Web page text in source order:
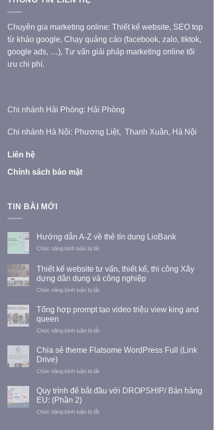
Chuyên gia marketing online: Thiết kế website, SEO top
từ kháo google, Chạy quảng cáo (facebook, zalo, tiktok,
google ads, …), Tư vấn giái pháp marketing online tối
ưu chi phí.
Chi nhánh Hải Phòng: Hải Phòng
Chi nhánh Hà Nội: Phương Liệt, Thanh Xuân, Hà Nội
Liên hệ
Chính sách bảo mật
TIN BÀI MỚI
Hướng dẫn A-Z về thẻ tín dụng LioBank
Chức năng bình luận bị tắtở
A-
Z
về
tín
dụng
Thiết kế website tư vấn, thiết kế, thi công Xây
dựng dân dụng và công nghiệp
Chức năng bình luận bị tắtở
kế
website
vấn,
kế,
Xây
dân
công
Tổng hợp prompt tạo video triệu view king and
queen
Chức năng bình luận bị tắtở
hợp
video
view
queen
Chia sẻ theme Flatsome WordPress Full (Link
Drive)
Chức năng bình luận bị tắtở
sẻ
WordPress
Quy trình để bắt đầu với DROPSHIP/ Bán hàng
EU: (Phần 2)
Chức năng bình luận bị tắtở